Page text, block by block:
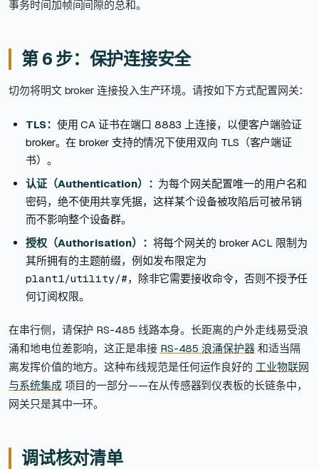
事务时间加帧间间隙的总和。
第 6 步：保护连接安全
切勿将明文 broker 连接投入生产环境。请按如下方式配置网关：
TLS： 使用 CA 证书在端口 8883 上连接，以便客户端验证
broker。在 broker 支持的情况下使用双向 TLS（客户端证
书）。
认证（Authentication）： 为每个网关配置唯一的用户名和
密码，绝不使用共享凭据，这样某个设备被攻陷后可被吊销
而不影响整个设备群。
授权（Authorisation）： 将每个网关的 broker ACL 限制为
其所拥有的主题前缀，例如发布限定为
plant1/utility/#，除非它需要接收命令，否则不授予任
何订阅权限。
在串行侧，请保护 RS-485 线路本身。长距离的户外走线易受浪
涌和地电位差影响，这正是串接 RS-485 浪涌保护器和适当隔
离发挥价值的地方。这种布线规范是任何运作良好的 工业物联网
与系统集成项目的一部分——在从传感器到仪表板的长链条中，
网关只是其中一环。
调试核对清单